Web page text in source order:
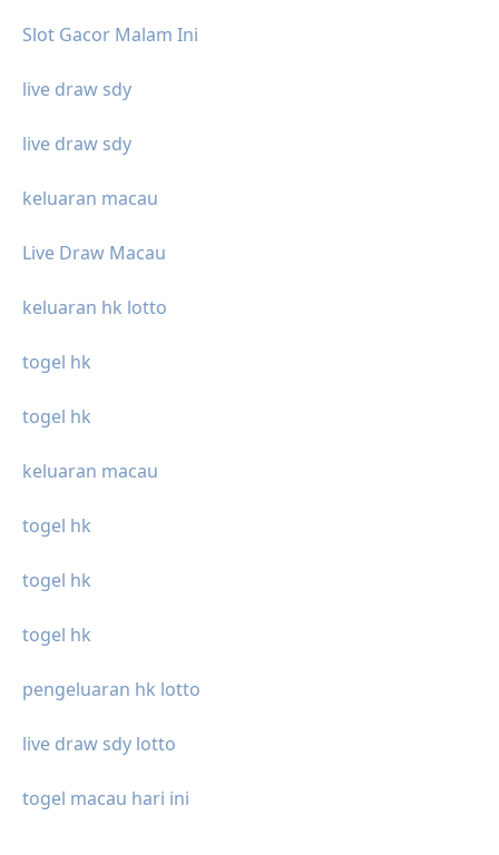
Slot Gacor Malam Ini
live draw sdy
live draw sdy
keluaran macau
Live Draw Macau
keluaran hk lotto
togel hk
togel hk
keluaran macau
togel hk
togel hk
togel hk
pengeluaran hk lotto
live draw sdy lotto
togel macau hari ini